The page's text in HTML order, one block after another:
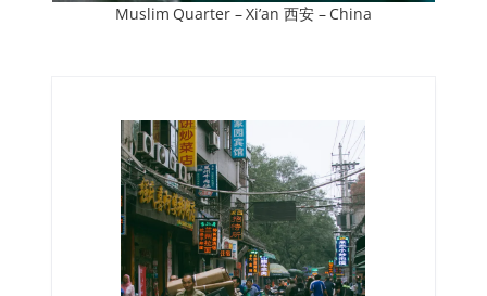
Muslim Quarter – Xi’an 西安 – China